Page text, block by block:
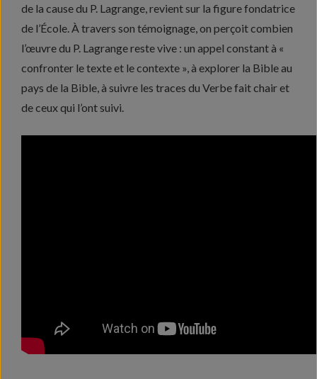
de la cause du P. Lagrange, revient sur la figure fondatrice
de l’École. À travers son témoignage, on perçoit combien
l’œuvre du P. Lagrange reste vive : un appel constant à «
confronter le texte et le contexte », à explorer la Bible au
pays de la Bible, à suivre les traces du Verbe fait chair et
de ceux qui l’ont suivi.